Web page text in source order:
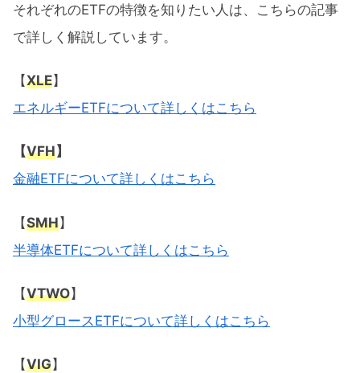
それぞれのETFの特徴を知りたい人は、こちらの記事
で詳しく解説しています。
【XLE】
エネルギーETFについて詳しくはこちら
【VFH】
金融ETFについて詳しくはこちら
【SMH】
半導体ETFについて詳しくはこちら
【VTWO】
小型グロースETFについて詳しくはこちら
【VIG】